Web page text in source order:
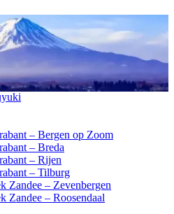
– Bergen op Zoom
– Breda
– Rijen
– Tilburg
Zandee – Zevenbergen
Zandee – Roosendaal